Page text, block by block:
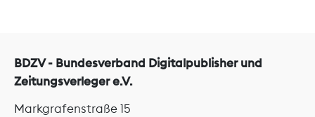
BDZV - Bundesverband Digitalpublisher und
Zeitungsverleger e.V.
Markgrafenstraße 15